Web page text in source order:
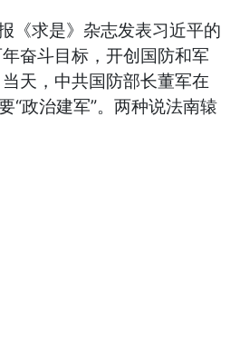
《求是》杂志发表习近平的
奋斗目标，开创国防和军
天，中共国防部长董军在
“政治建军”。两种说法南辕